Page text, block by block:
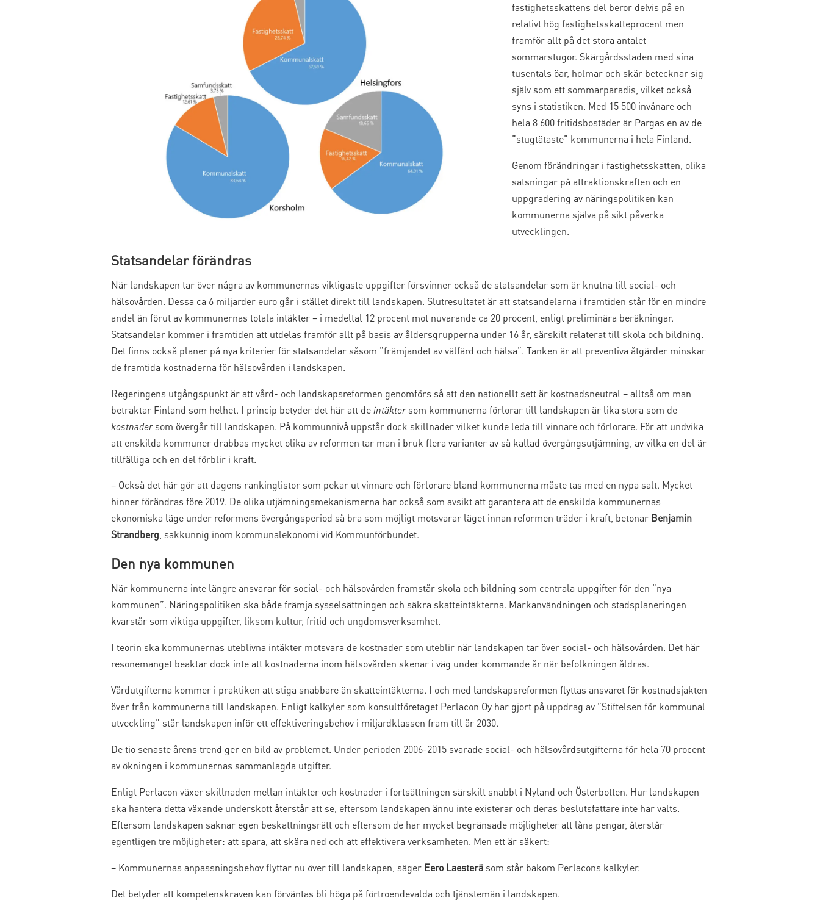
fastighetsskattens del beror delvis på en
relativt hög fastighetsskatteprocent men
framför allt på det stora antalet
sommarstugor. Skärgårdsstaden med sina
tusentals öar, holmar och skär betecknar sig
själv som ett sommarparadis, vilket också
syns i statistiken. Med 15 500 invånare och
hela 8 600 fritidsbostäder är Pargas en av de
”stugtätaste” kommunerna i hela Finland.
Genom förändringar i fastighetsskatten, olika
satsningar på attraktionskraften och en
uppgradering av näringspolitiken kan
kommunerna själva på sikt påverka
utvecklingen.
Statsandelar förändras
När landskapen tar över några av kommunernas viktigaste uppgifter försvinner också de statsandelar som är knutna till social- och
hälsovården. Dessa ca 6 miljarder euro går i stället direkt till landskapen. Slutresultatet är att statsandelarna i framtiden står för en mindre
andel än förut av kommunernas totala intäkter – i medeltal 12 procent mot nuvarande ca 20 procent, enligt preliminära beräkningar.
Statsandelar kommer i framtiden att utdelas framför allt på basis av åldersgrupperna under 16 år, särskilt relaterat till skola och bildning.
Det finns också planer på nya kriterier för statsandelar såsom ”främjandet av välfärd och hälsa”. Tanken är att preventiva åtgärder minskar
de framtida kostnaderna för hälsovården i landskapen.
Regeringens utgångspunkt är att vård- och landskapsreformen genomförs så att den nationellt sett är kostnadsneutral – alltså om man
betraktar Finland som helhet. I princip betyder det här att deintäktersom kommunerna förlorar till landskapen är lika stora som de
kostnadersom övergår till landskapen. På kommunnivå uppstår dock skillnader vilket kunde leda till vinnare och förlorare. För att undvika
att enskilda kommuner drabbas mycket olika av reformen tar man i bruk flera varianter av så kallad övergångsutjämning, av vilka en del är
tillfälliga och en del förblir i kraft.
– Också det här gör att dagens rankinglistor som pekar ut vinnare och förlorare bland kommunerna måste tas med en nypa salt. Mycket
hinner förändras före 2019. De olika utjämningsmekanismerna har också som avsikt att garantera att de enskilda kommunernas
ekonomiska läge under reformens övergångsperiod så bra som möjligt motsvarar läget innan reformen träder i kraft, betonar Benjamin
Strandberg, sakkunnig inom kommunalekonomi vid Kommunförbundet.
Den nya kommunen
När kommunerna inte längre ansvarar för social- och hälsovården framstår skola och bildning som centrala uppgifter för den ”nya
kommunen”. Näringspolitiken ska både främja sysselsättningen och säkra skatteintäkterna. Markanvändningen och stadsplaneringen
kvarstår som viktiga uppgifter, liksom kultur, fritid och ungdomsverksamhet.
I teorin ska kommunernas uteblivna intäkter motsvara de kostnader som uteblir när landskapen tar över social- och hälsovården. Det här
resonemanget beaktar dock inte att kostnaderna inom hälsovården skenar i väg under kommande år när befolkningen åldras.
Vårdutgifterna kommer i praktiken att stiga snabbare än skatteintäkterna. I och med landskapsreformen flyttas ansvaret för kostnadsjakten
över från kommunerna till landskapen. Enligt kalkyler som konsultföretaget Perlacon Oy har gjort på uppdrag av ”Stiftelsen för kommunal
utveckling” står landskapen inför ett effektiveringsbehov i miljardklassen fram till år 2030.
De tio senaste årens trend ger en bild av problemet. Under perioden 2006-2015 svarade social- och hälsovårdsutgifterna för hela 70 procent
av ökningen i kommunernas sammanlagda utgifter.
Enligt Perlacon växer skillnaden mellan intäkter och kostnader i fortsättningen särskilt snabbt i Nyland och Österbotten. Hur landskapen
ska hantera detta växande underskott återstår att se, eftersom landskapen ännu inte existerar och deras beslutsfattare inte har valts.
Eftersom landskapen saknar egen beskattningsrätt och eftersom de har mycket begränsade möjligheter att låna pengar, återstår
egentligen tre möjligheter: att spara, att skära ned och att effektivera verksamheten. Men ett är säkert:
– Kommunernas anpassningsbehov flyttar nu över till landskapen, sägerEero Laesteräsom står bakom Perlacons kalkyler.
Det betyder att kompetenskraven kan förväntas bli höga på förtroendevalda och tjänstemän i landskapen.